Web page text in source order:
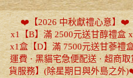
❤️【2026 中秋獻禮心意】❤️
x1【B】滿 2500元送甘醇禮盒
x1盒【D】滿 7500元送甘蔘禮
運費 · 黑貓宅急便配送 · 超商
貨服務】(除星期日與外島之外